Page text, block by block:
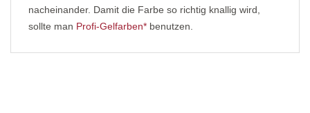
nacheinander. Damit die Farbe so richtig knallig wird,
sollte man Profi-Gelfarben* benutzen.